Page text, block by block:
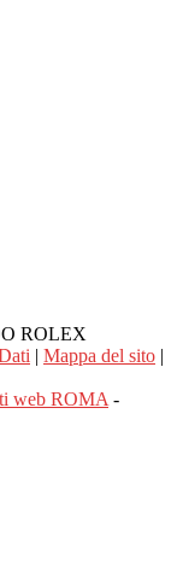
ROLEX
| Mappa del sito |
web ROMA -